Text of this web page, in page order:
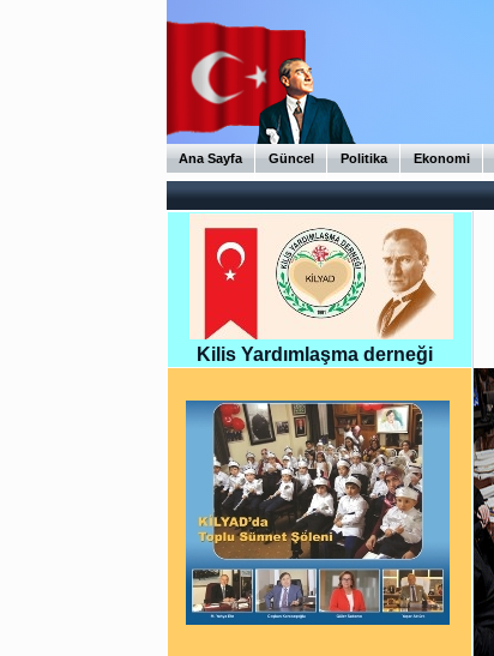
Ana Sayfa Güncel Politika Ekonomi
Kilis Yardımlaşma derneği